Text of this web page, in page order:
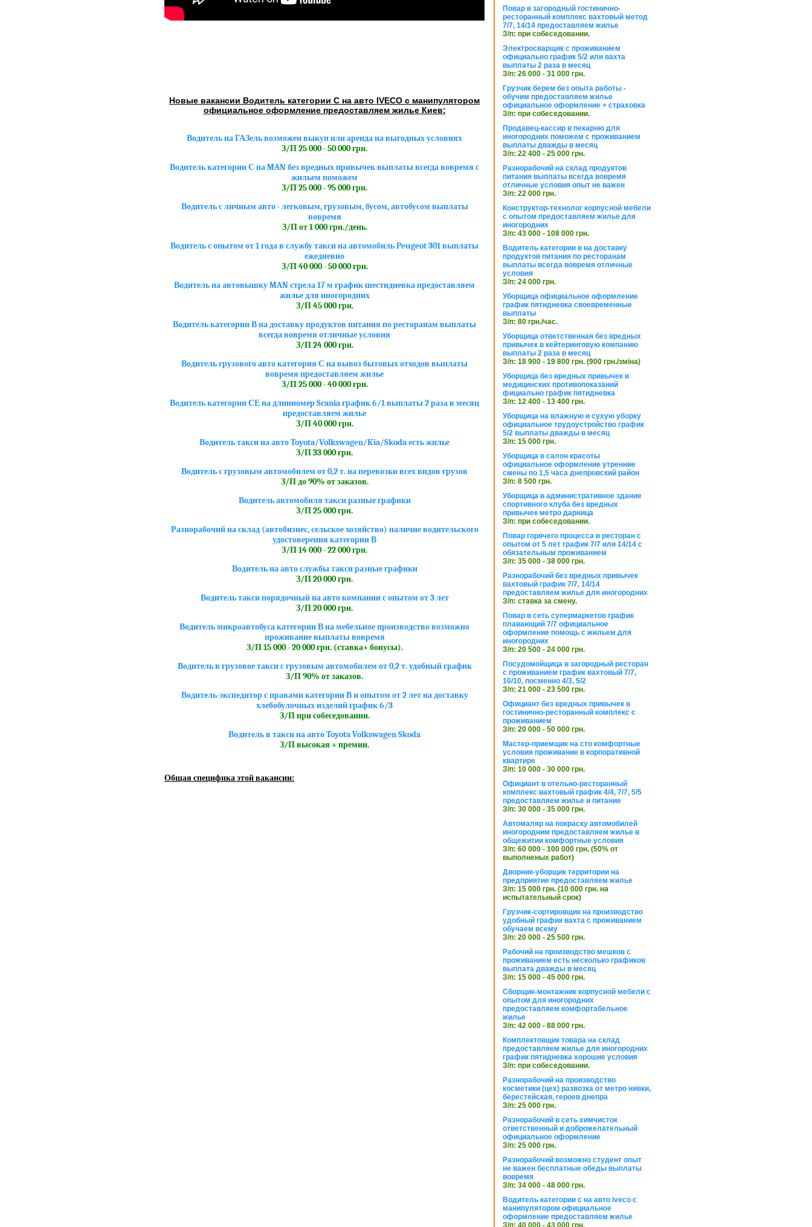
Новые вакансии Водитель категории С на авто IVECO с манипулятором
официальное оформление предоставляем жилье Киев:
Водитель на ГАЗель возможен выкуп или аренда на выгодных условиях
З/П 25 000 - 50 000 грн.
Водитель категории С на MAN без вредных привычек выплаты всегда вовремя с
жильем поможем
З/П 25 000 - 95 000 грн.
Водитель с личным авто - легковым, грузовым, бусом, автобусом выплаты
вовремя
З/П от 1 000 грн./день.
Водитель с опытом от 1 года в службу такси на автомобиль Peugeot 301 выплаты
ежедневно
З/П 40 000 - 50 000 грн.
Водитель на автовышку MAN стрела 17 м график шестидневка предоставляем
жилье для иногородних
З/П 45 000 грн.
Водитель категории В на доставку продуктов питания по ресторанам выплаты
всегда вовремя отличные условия
З/П 24 000 грн.
Водитель грузового авто категория С на вывоз бытовых отходов выплаты
вовремя предоставляем жилье
З/П 25 000 - 40 000 грн.
Водитель категории СЕ на длинномер Scania график 6/1 выплаты 2 раза в месяц
предоставляем жилье
З/П 40 000 грн.
Водитель такси на авто Toyota/Volkswagen/Kia/Skoda есть жилье
З/П 33 000 грн.
Водитель с грузовым автомобилем от 0,2 т. на перевозки всех видов грузов
З/П до 90% от заказов.
Водитель автомобиля такси разные графики
З/П 25 000 грн.
Разнорабочий на склад (автобизнес, сельское хозяйство) наличие водительского
удостоверения категории В
З/П 14 000 - 22 000 грн.
Водитель на авто службы такси разные графики
З/П 20 000 грн.
Водитель такси порядочный на авто компании с опытом от 3 лет
З/П 20 000 грн.
Водитель микроавтобуса категории В на мебельное производство возможно
проживание выплаты вовремя
З/П 15 000 - 20 000 грн. (ставка+ бонусы).
Водитель в грузовое такси с грузовым автомобилем от 0,2 т. удобный график
З/П 90% от заказов.
Водитель-экспедитор с правами категории В и опытом от 2 лет на доставку
хлебобулочных изделий график 6/3
З/П при собеседовании.
Водитель в такси на авто Toyota Volkswagen Skoda
З/П высокая + премии.
Общая специфика этой вакансии:
Повар в загородный гостинично-
ресторанный комплекс вахтовый метод
7/7, 14/14 предоставляем жилье
З/п: при собеседовании.
Электросварщик с проживанием
официально график 5/2 или вахта
выплаты 2 раза в месяц
З/п: 26 000 - 31 000 грн.
Грузчик берем без опыта работы -
обучим предоставляем жилье
официальное оформление + страховка
З/п: при собеседовании.
Продавец-кассир в пекарню для
иногородних поможем с проживанием
выплаты дважды в месяц
З/п: 22 400 - 25 000 грн.
Разнорабочий на склад продуктов
питания выплаты всегда вовремя
отличные условия опыт не важен
З/п: 22 000 грн.
Конструктор-технолог корпусной мебели
с опытом предоставляем жилье для
иногородних
З/п: 43 000 - 108 000 грн.
Водитель категории в на доставку
продуктов питания по ресторанам
выплаты всегда вовремя отличные
условия
З/п: 24 000 грн.
Уборщица официальное оформление
график пятидневка своевременные
выплаты
З/п: 80 грн./час.
Уборщица ответственная без вредных
привычек в кейтеринговую компанию
выплаты 2 раза в месяц
З/п: 18 900 - 19 800 грн. (900 грн./зміна)
Уборщица без вредных привычек и
медицинских противопоказаний
фициально график пятидневка
З/п: 12 400 - 13 400 грн.
Уборщица на влажную и сухую уборку
официальное трудоустройство график
5/2 выплаты дважды в месяц
З/п: 15 000 грн.
Уборщица в салон красоты
официальное оформление утренние
смены по 1,5 часа днепровский район
З/п: 8 500 грн.
Уборщица в административное здание
спортивного клуба без вредных
привычек метро дарница
З/п: при собеседовании.
Повар горячего процесса в ресторан с
опытом от 5 лет график 7/7 или 14/14 с
обязательным проживанием
З/п: 35 000 - 38 000 грн.
Разнорабочий без вредных привычек
вахтовый график 7/7, 14/14
предоставляем жилье для иногородних
З/п: ставка за смену.
Повар в сеть супермаркетов график
плавающий 7/7 официальное
оформление помощь с жильем для
иногородних
З/п: 20 500 - 24 000 грн.
Посудомойщица в загородный ресторан
с проживанием график вахтовый 7/7,
10/10, посменно 4/3, 5/2
З/п: 21 000 - 23 500 грн.
Официант без вредных привычек в
гостинично-ресторанный комплекс с
проживанием
З/п: 20 000 - 50 000 грн.
Мастер-приемщик на сто комфортные
условия проживание в корпоративной
квартире
З/п: 10 000 - 30 000 грн.
Официант в отельно-ресторанный
комплекс вахтовый график 4/4, 7/7, 5/5
предоставляем жилье и питание
З/п: 30 000 - 35 000 грн.
Автомаляр на покраску автомобилей
иногородним предоставляем жилье в
общежитии комфортные условия
З/п: 60 000 - 100 000 грн. (50% от
выполненых работ)
Дворник-уборщик территории на
предприятие предоставляем жилье
З/п: 15 000 грн. (10 000 грн. на
испытательный срок)
Грузчик-сортировщик на производство
удобный график вахта с проживанием
обучаем всему
З/п: 20 000 - 25 500 грн.
Рабочий на производство мешков с
проживанием есть несколько графиков
выплата дважды в месяц
З/п: 15 000 - 45 000 грн.
Сборщик-монтажник корпусной мебели с
опытом для иногородних
предоставляем комфортабельное
жилье
З/п: 42 000 - 88 000 грн.
Комплектовщик товара на склад
предоставляем жилье для иногородних
график пятидневка хорошие условия
З/п: при собеседовании.
Разнорабочий на производство
косметики (цех) развозка от метро нивки,
берестейская, героев днепра
З/п: 25 000 грн.
Разнорабочий в сеть химчисток
ответственный и доброжелательный
официальное оформление
З/п: 25 000 грн.
Разнорабочий возможно студент опыт
не важен бесплатные обеды выплаты
вовремя
З/п: 34 000 - 48 000 грн.
Водитель категории с на авто iveco с
манипулятором официальное
оформление предоставляем жилье
З/п: 40 000 - 43 000 грн.